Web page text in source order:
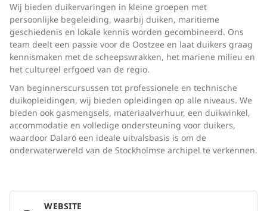
Wij bieden duikervaringen in kleine groepen met
persoonlijke begeleiding, waarbij duiken, maritieme
geschiedenis en lokale kennis worden gecombineerd. Ons
team deelt een passie voor de Oostzee en laat duikers graag
kennismaken met de scheepswrakken, het mariene milieu en
het cultureel erfgoed van de regio.
Van beginnerscursussen tot professionele en technische
duikopleidingen, wij bieden opleidingen op alle niveaus. We
bieden ook gasmengsels, materiaalverhuur, een duikwinkel,
accommodatie en volledige ondersteuning voor duikers,
waardoor Dalarö een ideale uitvalsbasis is om de
onderwaterwereld van de Stockholmse archipel te verkennen.
WEBSITE